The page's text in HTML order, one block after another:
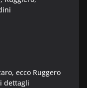
ecco Ruggero
dettagli